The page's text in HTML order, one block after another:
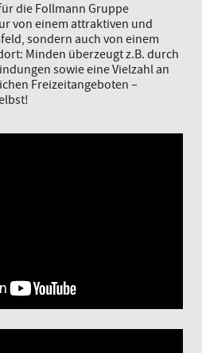
die Follmann Gruppe
von einem attraktiven und
sondern auch von einem
Minden überzeugt z.B. durch
sowie eine Vielzahl an
Freizeitangeboten –